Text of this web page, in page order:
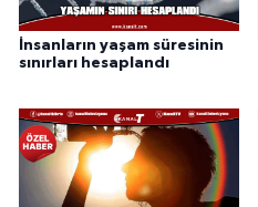
İnsanların yaşam süresinin
sınırları hesaplandı